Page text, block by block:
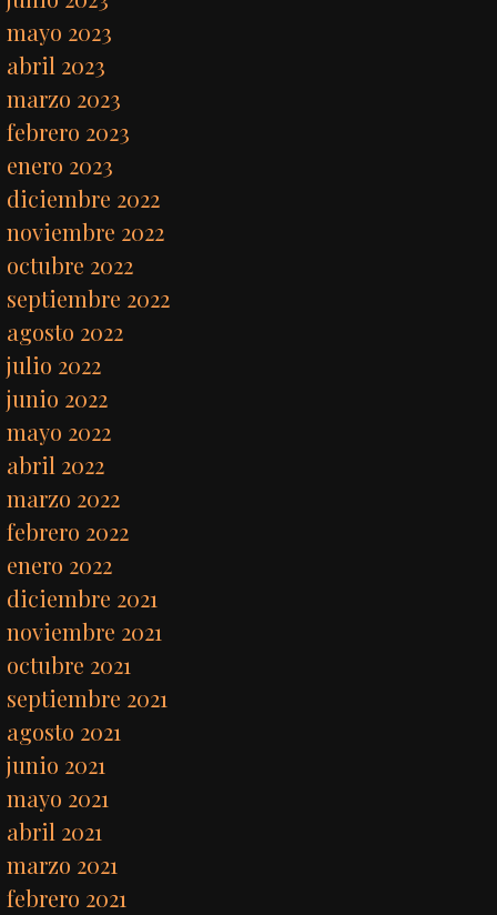
mayo 2023
abril 2023
marzo 2023
febrero 2023
enero 2023
diciembre 2022
noviembre 2022
octubre 2022
septiembre 2022
agosto 2022
julio 2022
junio 2022
mayo 2022
abril 2022
marzo 2022
febrero 2022
enero 2022
diciembre 2021
noviembre 2021
octubre 2021
septiembre 2021
agosto 2021
junio 2021
mayo 2021
abril 2021
marzo 2021
febrero 2021